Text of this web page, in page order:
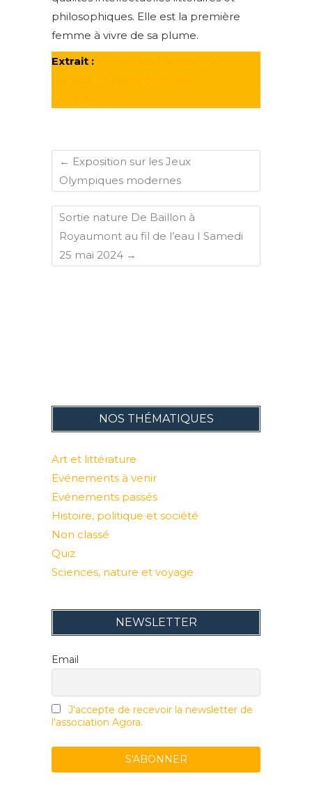
philosophiques. Elle est la première
femme à vivre de sa plume.
Extrait :
← Exposition sur les Jeux
Olympiques modernes
Sortie nature De Baillon à
Royaumont au fil de l’eau I Samedi
25 mai 2024 →
NOS THÉMATIQUES
Art et littérature
Evénements à venir
Evénements passés
Histoire, politique et société
Non classé
Quiz
Sciences, nature et voyage
NEWSLETTER
Email
J'accepte de recevoir la newsletter de
l'association Agora.